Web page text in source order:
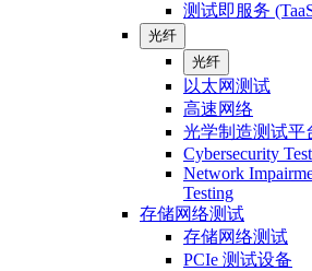
测试即服务
光纤
光纤
以太网测试
高速网络
光学制造测试平
Cybersecurity
Network
Testing
存储网络测试
存储网络测试
PCIe 测试设备